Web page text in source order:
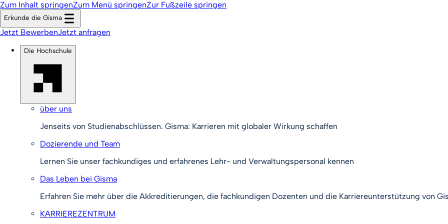
Zum Inhalt springenZum Menü springenZur Fußzeile springen
Erkunde die Gisma
Jetzt BewerbenJetzt anfragen
Die Hochschule
über uns
Jenseits von Studienabschlüssen. Gisma: Karrieren mit globaler Wirkung schaffen
Dozierende und Team
Lernen Sie unser fachkundiges und erfahrenes Lehr- und Verwaltungspersonal kennen
Das Leben bei Gisma
Erfahren Sie mehr über die Akkreditierungen, die fachkundigen Dozenten und die Karriereunterstützung von
KARRIEREZENTRUM